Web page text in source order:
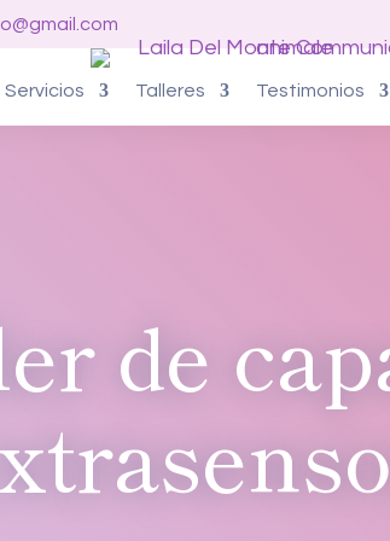
Servicios Talleres Testimonios
de